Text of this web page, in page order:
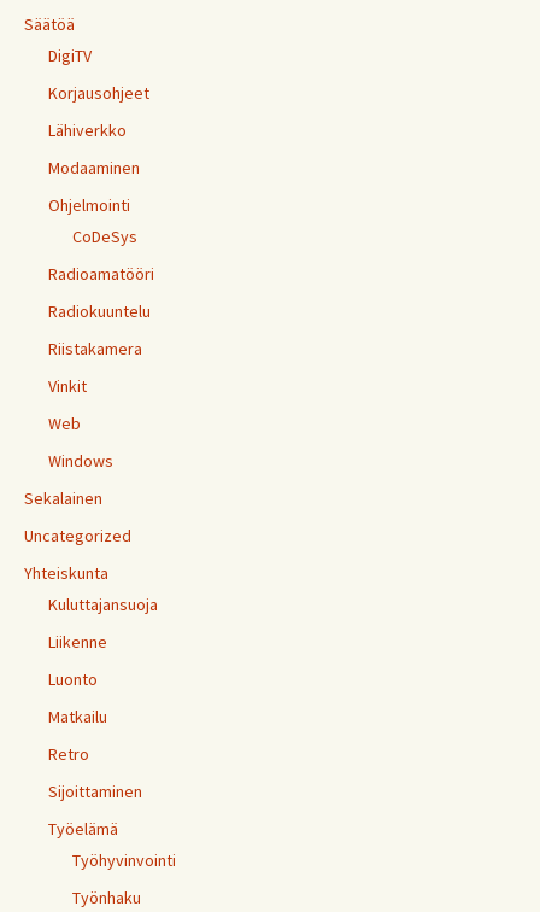
Säätöä
DigiTV
Korjausohjeet
Lähiverkko
Modaaminen
Ohjelmointi
CoDeSys
Radioamatööri
Radiokuuntelu
Riistakamera
Vinkit
Web
Windows
Sekalainen
Uncategorized
Yhteiskunta
Kuluttajansuoja
Liikenne
Luonto
Matkailu
Retro
Sijoittaminen
Työelämä
Työhyvinvointi
Työnhaku